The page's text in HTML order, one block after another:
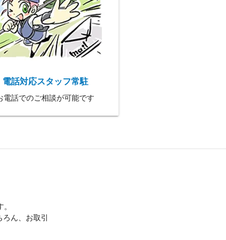
電話対応スタッフ常駐
電話でのご相談が可能です
ん、お取引